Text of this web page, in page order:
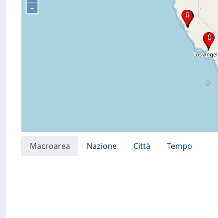
–
Macroarea Nazione Città Tempo